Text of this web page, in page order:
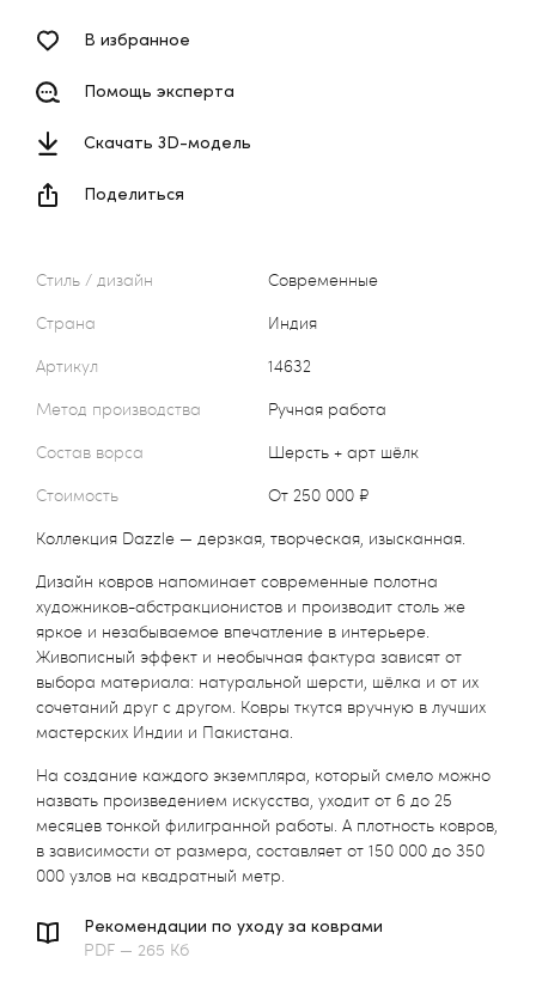
Стиль / дизайн
Современные
Страна
Индия
Артикул
14632
Метод производства
Ручная работа
Состав ворса
Шерсть + арт шёлк
Стоимость
от 250 000 ₽
Коллекция Dazzle — дерзкая, творческая, изысканная.
Дизайн ковров напоминает современные полотна
художников-абстракционистов и производит столь же
яркое и незабываемое впечатление в интерьере.
Живописный эффект и необычная фактура зависят от
выбора материала: натуральной шерсти, шёлка и от их
сочетаний друг с другом. Ковры ткутся вручную в лучших
мастерских Индии и Пакистана.
На создание каждого экземпляра, который смело можно
назвать произведением искусства, уходит от 6 до 25
месяцев тонкой филигранной работы. А плотность ковров,
в зависимости от размера, составляет от 150 000 до 350
000 узлов на квадратный метр.
Рекомендации по уходу за коврами
PDF — 265 Кб
В избранное
Помощь эксперта
Скачать 3D-модель
Поделиться